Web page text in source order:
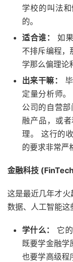
学校的叫法
的。
适合谁：
如
不排斥编程，
学那么偏理论
出来干嘛：
定量分析师
公司的自营
融产品，或
理。 这行的
的要求非常严
金融科技
这是最近几年才
数据、人工智能这
学什么：
它
既要学金融学
也要学高级程